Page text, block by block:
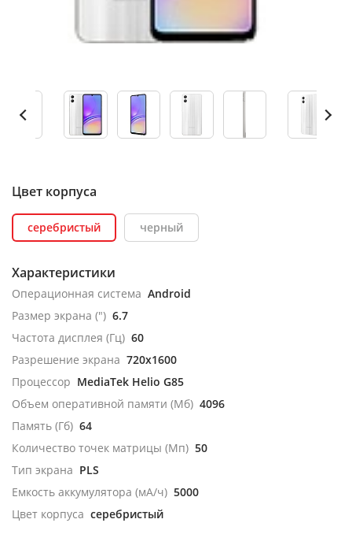
Цвет корпуса
серебристый черный
Характеристики
Операционная система Android
Размер экрана (") 6.7
Частота дисплея (Гц) 60
Разрешение экрана 720x1600
Процессор MediaTek Helio G85
Объем оперативной памяти (Мб) 4096
Память (Гб) 64
Количество точек матрицы (Мп) 50
Тип экрана PLS
Емкость аккумулятора (мА/ч) 5000
Цвет корпуса серебристый